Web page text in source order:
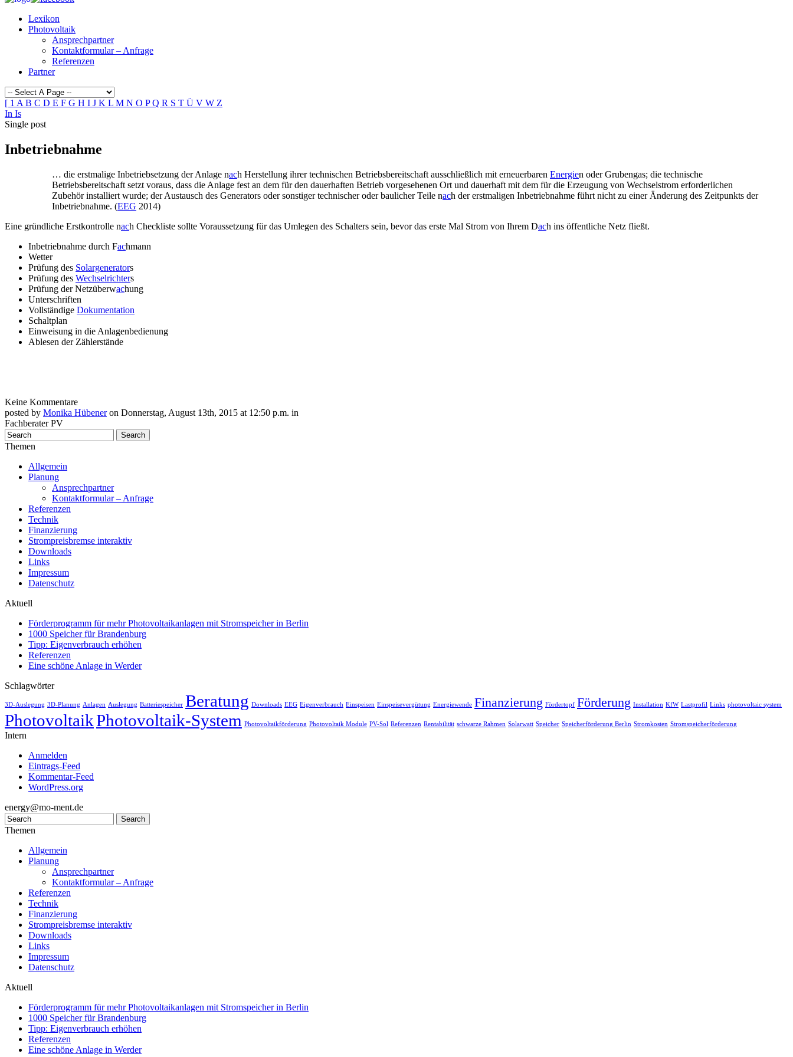
Lexikon
Photovoltaik
Ansprechpartner
Kontaktformular – Anfrage
Referenzen
Partner
[ 1 AB C D E F G H I J K L M N O PQ R S T Ü V W Z
In Is
Single post
Inbetriebnahme
… die erstmalige Inbetriebsetzung der Anlage nach Herstellung ihrer technischen Betriebsbereitschaft ausschließlich mit erneuerbaren Energien oder Grubengas; die technische
Betriebsbereitschaft setzt voraus, dass die Anlage fest an dem für den dauerhaften Betrieb vorgesehenen Ort und dauerhaft mit dem für die Erzeugung von Wechselstrom erforderlichen
Zubehör installiert wurde; der Austausch des Generators oder sonstiger technischer oder baulicher Teile nach der erstmaligen Inbetriebnahme führt nicht zu einer Änderung des Zeitpunkts der
Inbetriebnahme. (EEG 2014)
Eine gründliche Erstkontrolle nach Checkliste sollte Voraussetzung für das Umlegen des Schalters sein, bevor das erste Mal Strom von Ihrem Dach ins öffentliche Netz fließt.
Inbetriebnahme durch Fachmann
Wetter
Prüfung des Solargenerators
Prüfung des Wechselrichters
Prüfung der Netzüberwachung
Unterschriften
Vollständige Dokumentation
Schaltplan
Einweisung in die Anlagenbedienung
Ablesen der Zählerstände
Keine Kommentare
posted by Monika Hübeneron Donnerstag, August 13th, 2015 at 12:50 p.m. in
Fachberater PV
Themen
Allgemein
Planung
Ansprechpartner
Kontaktformular – Anfrage
Referenzen
Technik
Finanzierung
Strompreisbremse interaktiv
Downloads
Links
Impressum
Datenschutz
Aktuell
Förderprogramm für mehr Photovoltaikanlagen mit Stromspeicher in Berlin
1000 Speicher für Brandenburg
Tipp: Eigenverbrauch erhöhen
Referenzen
Eine schöne Anlage in Werder
Schlagwörter
3D-Auslegung 3D-Planung Anlagen Auslegung Batteriespeicher Beratung Downloads EEG Eigenverbrauch Einspeisen Einspeisevergütung Energiewende Finanzierung Fördertopf Förderung Installation KfW Lastprofil Links photovoltaic system
PhotovoltaikPhotovoltaik-System Photovoltaikförderung Photovoltaik Module PV-Sol Referenzen Rentabilität schwarze Rahmen Solarwatt Speicher Speicherförderung Berlin Stromkosten Stromspeicherförderung
Intern
Anmelden
Eintrags-Feed
Kommentar-Feed
WordPress.org
energy@mo-ment.de
Themen
Allgemein
Planung
Ansprechpartner
Kontaktformular – Anfrage
Referenzen
Technik
Finanzierung
Strompreisbremse interaktiv
Downloads
Links
Impressum
Datenschutz
Aktuell
Förderprogramm für mehr Photovoltaikanlagen mit Stromspeicher in Berlin
1000 Speicher für Brandenburg
Tipp: Eigenverbrauch erhöhen
Referenzen
Eine schöne Anlage in Werder